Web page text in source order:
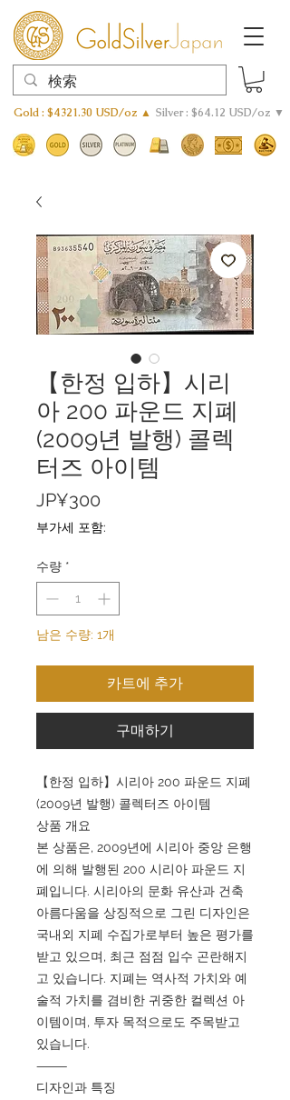
Gold : $4321.30 USD/oz ▲ Silver : $64.12 USD/oz ▼
【한정 입하】시리
아 200 파운드 지폐
(2009년 발행) 콜렉
터즈 아이템
JP¥300
격
부가세 포함:
수량 *
남은 수량: 1개
카트에 추가
구매하기
【한정 입하】시리아 200 파운드 지폐
(2009년 발행) 콜렉터즈 아이템
상품 개요
본 상품은, 2009년에 시리아 중앙 은행
에 의해 발행된 200 시리아 파운드 지
폐입니다. 시리아의 문화 유산과 건축
아름다움을 상징적으로 그린 디자인은
국내외 지폐 수집가로부터 높은 평가를
받고 있으며, 최근 점점 입수 곤란해지
고 있습니다. 지폐는 역사적 가치와 예
술적 가치를 겸비한 귀중한 컬렉션 아
이템이며, 투자 목적으로도 주목받고
있습니다.
⸻
디자인과 특징